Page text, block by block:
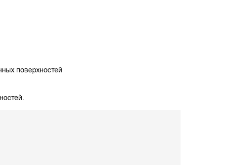
поверхностей